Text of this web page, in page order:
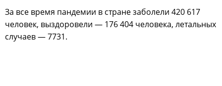
За все время пандемии в стране заболели 420 617
человек, выздоровели — 176 404 человека, летальных
случаев — 7731.